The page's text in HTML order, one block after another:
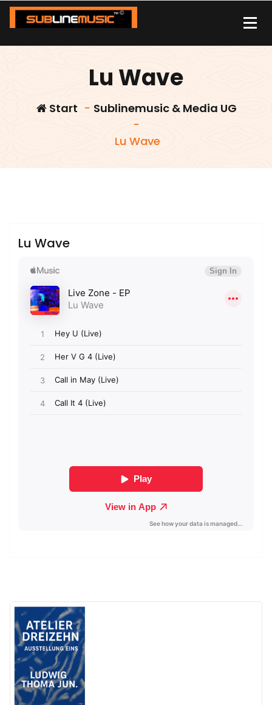
Zum
Inhalt
Lu Wave
Start - Sublinemusic & Media UG
-
Lu Wave
Sublinemusic & Media UG
Lu Wave